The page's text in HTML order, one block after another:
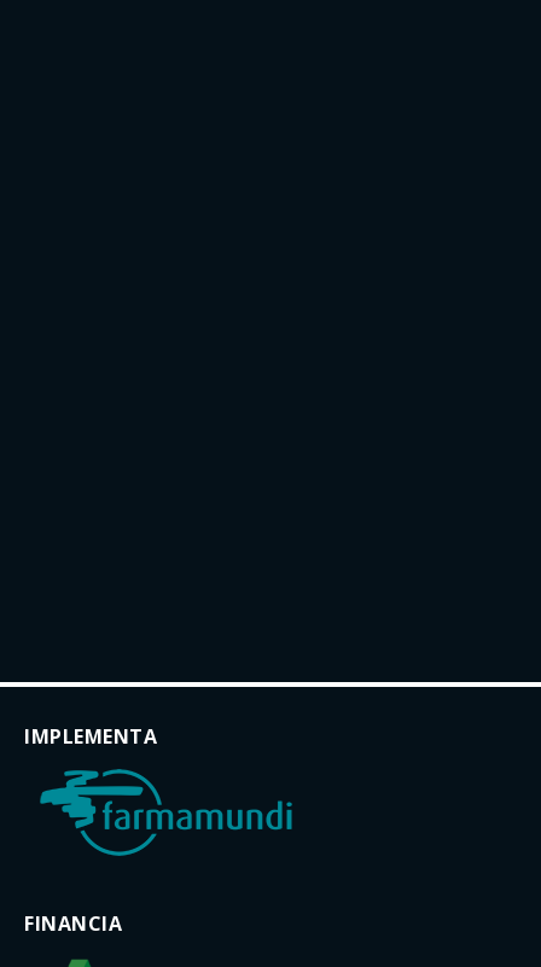
IMPLEMENTA
FINANCIA